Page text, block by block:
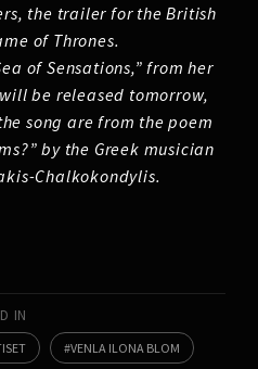
the trailer for the British
of Thrones.
of Sensations,” from her
be released tomorrow,
song are from the poem
by the Greek musician
Chalkokondylis.
IN
VENLA ILONA BLOM